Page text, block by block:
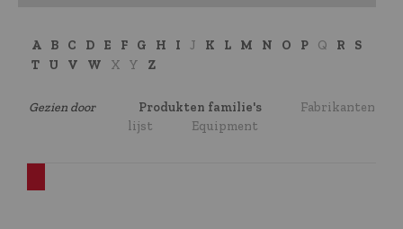
A B C D E F G H I J K L M N O P Q R
S
T
U V W X Y Z
Gezien door Produkten familie's
Fabrikanten
lijst
Equipment